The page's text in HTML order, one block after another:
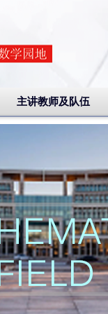
主讲教师及队伍